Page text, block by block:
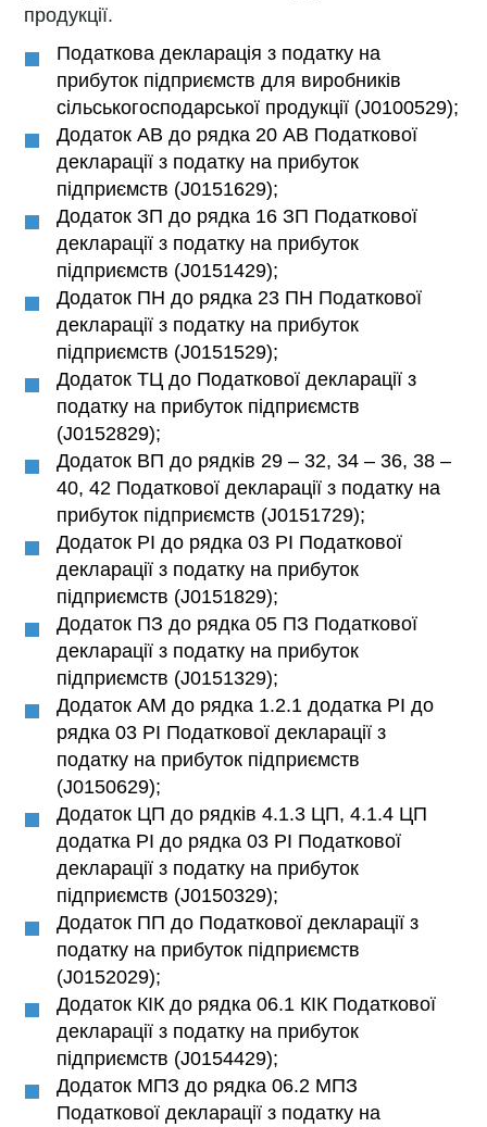
продукції.
Податкова декларація з податку на
прибуток підприємств для виробників
сільськогосподарської продукції (J0100529);
Додаток АВ до рядка 20 АВ Податкової
декларації з податку на прибуток
підприємств (J0151629);
Додаток ЗП до рядка 16 ЗП Податкової
декларації з податку на прибуток
підприємств (J0151429);
Додаток ПН до рядка 23 ПН Податкової
декларації з податку на прибуток
підприємств (J0151529);
Додаток ТЦ до Податкової декларації з
податку на прибуток підприємств
(J0152829);
Додаток ВП до рядків 29 – 32, 34 – 36, 38 –
40, 42 Податкової декларації з податку на
прибуток підприємств (J0151729);
Додаток РІ до рядка 03 РІ Податкової
декларації з податку на прибуток
підприємств (J0151829);
Додаток ПЗ до рядка 05 ПЗ Податкової
декларації з податку на прибуток
підприємств (J0151329);
Додаток АМ до рядка 1.2.1 додатка РІ до
рядка 03 РІ Податкової декларації з
податку на прибуток підприємств
(J0150629);
Додаток ЦП до рядків 4.1.3 ЦП, 4.1.4 ЦП
додатка РІ до рядка 03 РІ Податкової
декларації з податку на прибуток
підприємств (J0150329);
Додаток ПП до Податкової декларації з
податку на прибуток підприємств
(J0152029);
Додаток КІК до рядка 06.1 КІК Податкової
декларації з податку на прибуток
підприємств (J0154429);
Додаток МПЗ до рядка 06.2 МПЗ
Податкової декларації з податку на